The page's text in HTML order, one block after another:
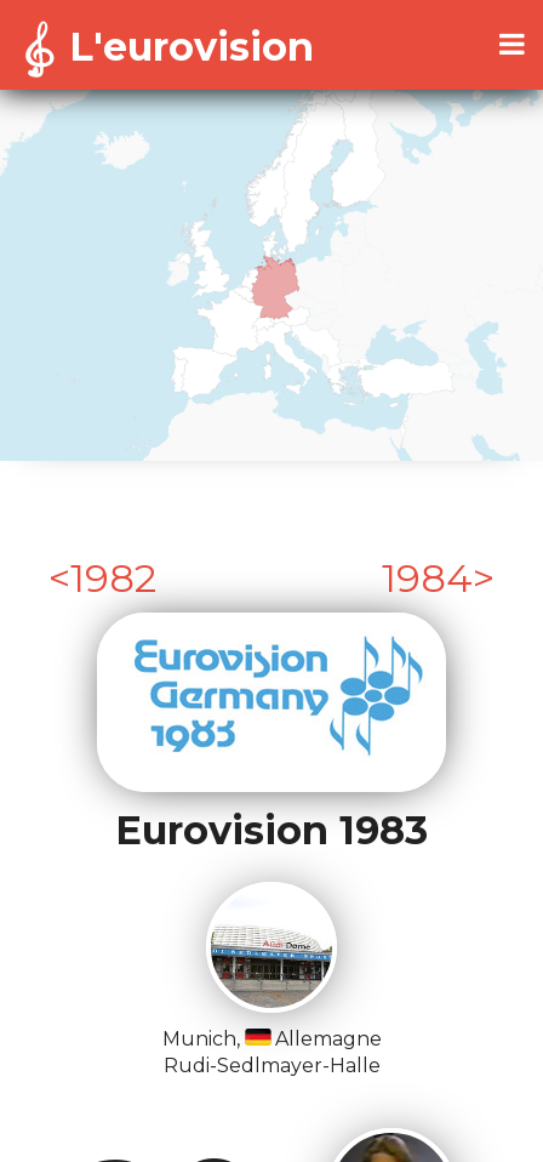
L'eurovision
1982 1984
Eurovision 1983
Munich,
Allemagne
Rudi-Sedlmayer-Halle